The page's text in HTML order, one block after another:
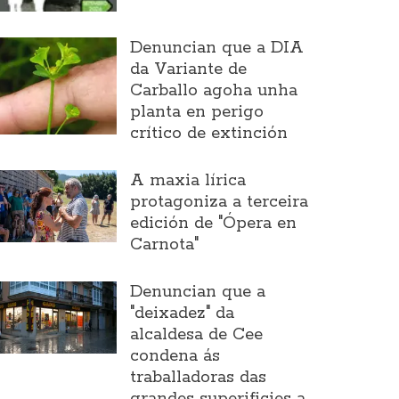
Denuncian que a DIA
da Variante de
Carballo agoha unha
planta en perigo
crítico de extinción
A maxia lírica
protagoniza a terceira
edición de "Ópera en
Carnota"
Denuncian que a
"deixadez" da
alcaldesa de Cee
condena ás
traballadoras das